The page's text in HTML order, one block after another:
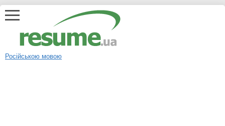
Російською мовою